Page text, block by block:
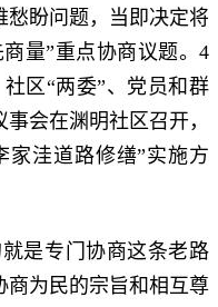
愁盼问题，当即决定将
量”重点协商议题。4
区“两委”、党员和群
会在渊明社区召开，
家洼道路修缮”实施方
是专门协商这条老路
商为民的宗旨和相互尊